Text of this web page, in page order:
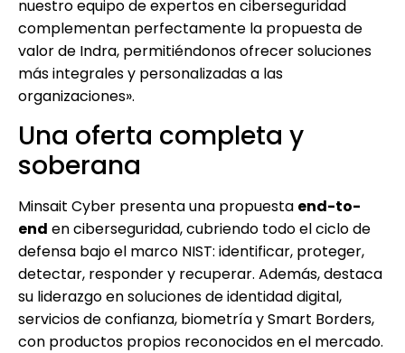
nuestro equipo de expertos en ciberseguridad
complementan perfectamente la propuesta de
valor de Indra, permitiéndonos ofrecer soluciones
más integrales y personalizadas a las
organizaciones».
Una oferta completa y
soberana
Minsait Cyber presenta una propuesta end-to-
end en ciberseguridad, cubriendo todo el ciclo de
defensa bajo el marco NIST: identificar, proteger,
detectar, responder y recuperar. Además, destaca
su liderazgo en soluciones de identidad digital,
servicios de confianza, biometría y Smart Borders,
con productos propios reconocidos en el mercado.